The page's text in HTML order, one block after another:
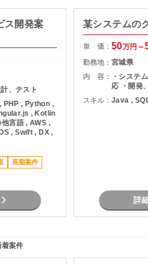
ス開発案
、テスト
PHP , Python ,
, Kotlin
言語 , AWS ,
, Swift , DX ,
長期案件
某システムの
単 価：50万円～
勤務地：宮城県
内 容：
・システ
応 ・開発
スキル：Java ,
詳
着案件